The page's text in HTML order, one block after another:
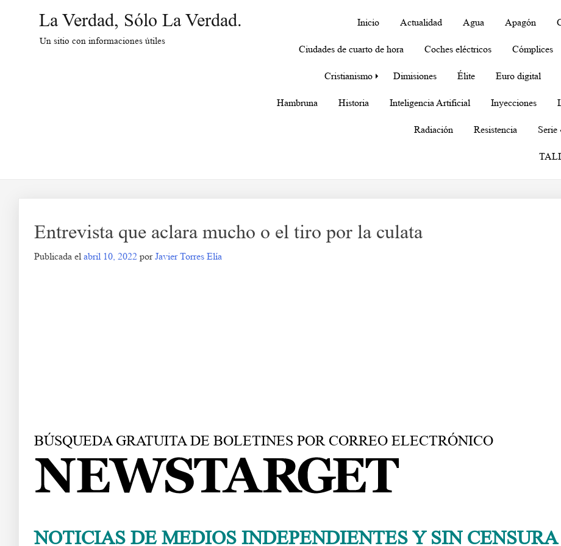
La Verdad, Sólo La Verdad.
Un sitio con informaciones útiles
Inicio Actualidad Agua Apagón
Ciudades de cuarto de hora Coches eléctricos Cómplices
Cristianismo Dimisiones Élite Euro digital
Hambruna Historia Inteligencia Artificial Inyecciones
Radiación Resistencia Serie
Entrevista que aclara mucho o el tiro por la culata
Publicada el abril 10, 2022 porJavier Torres Elía
BÚSQUEDAGRATUITA DE BOLETINES POR CORREO ELECTRÓNICO
NOTICIAS DE MEDIOS INDEPENDIENTES Y SIN CENSURA